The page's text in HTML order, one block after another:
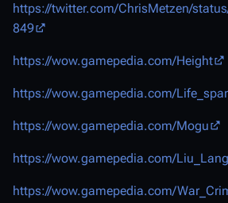
https://twitter.com/ChrisMetzen/
849
https://wow.gamepedia.com/Height
https://wow.gamepedia.com/
https://wow.gamepedia.com/Mogu
https://wow.gamepedia.com/Liu_Lang
https://wow.gamepedia.com/